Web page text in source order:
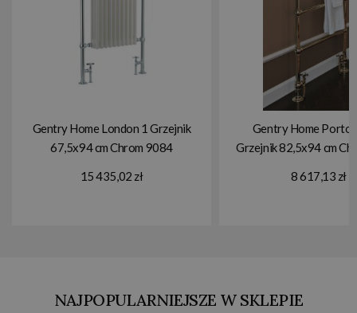
Gentry Home London 1 Grzejnik
67,5x94 cm Chrom 9084
15 435,02 zł
Gentry Home
Grzejnik 82,5x94 cm
8 617,13 zł
NAJPOPULARNIEJSZE W SKLEPIE